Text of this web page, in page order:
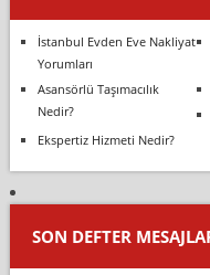
İstanbul Evden Eve Nakliyat
Yorumları
Asansörlü Taşımacılık
Nedir?
Ekspertiz Hizmeti Nedir?
SON DEFTER